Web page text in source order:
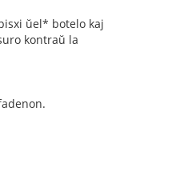
ŭel* botelo kaj
kontraŭ la